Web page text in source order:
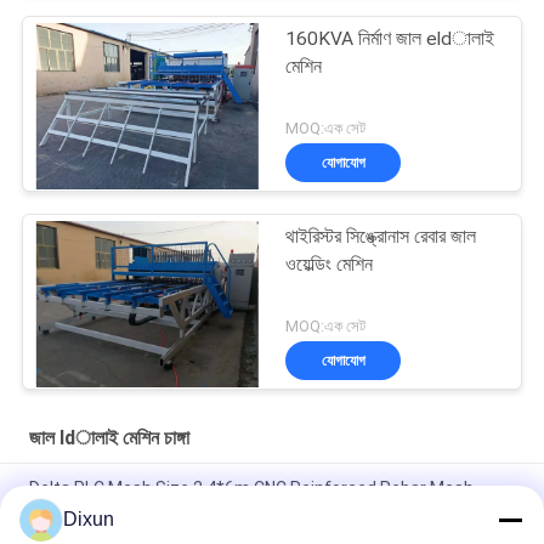
160KVA নির্মাণ জাল eldালাই
মেশিন
MOQ:এক সেট
যোগাযোগ
থাইরিস্টর সিঙ্ক্রোনাস রেবার জাল
ওয়েল্ডিং মেশিন
MOQ:এক সেট
যোগাযোগ
জাল ldালাই মেশিন চাঙ্গা
Delta PLC Mesh Size 2.4*6m CNC Reinforced Rebar Mesh
Welding Machine
Dixun